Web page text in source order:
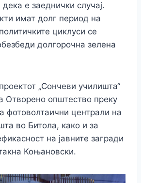
е заеднички случај.
имат долг период на
циклуси се
долгорочна зелена
„Сончеви училишта“
Отворено општество преку
фотоволтаични централи на
во Битола, како и за
на јавните загради
Коњановски.